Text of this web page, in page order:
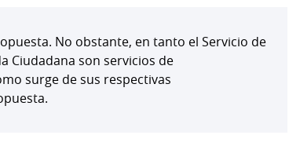
No obstante, en tanto el Servicio de
Ciudadana son servicios de
surge de sus respectivas